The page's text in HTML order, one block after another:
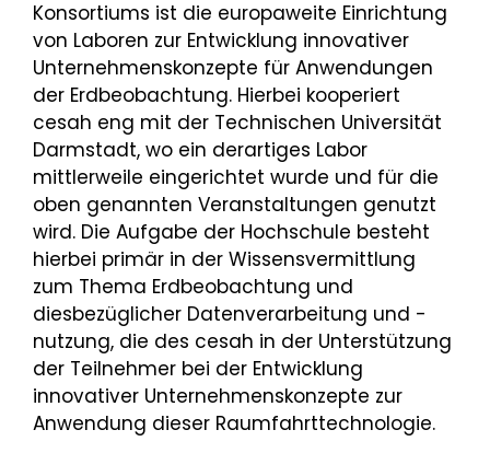
Konsortiums ist die europaweite Einrichtung
von Laboren zur Entwicklung innovativer
Unternehmenskonzepte für Anwendungen
der Erdbeobachtung. Hierbei kooperiert
cesah eng mit der Technischen Universität
Darmstadt, wo ein derartiges Labor
mittlerweile eingerichtet wurde und für die
oben genannten Veranstaltungen genutzt
wird. Die Aufgabe der Hochschule besteht
hierbei primär in der Wissensvermittlung
zum Thema Erdbeobachtung und
diesbezüglicher Datenverarbeitung und -
nutzung, die des cesah in der Unterstützung
der Teilnehmer bei der Entwicklung
innovativer Unternehmenskonzepte zur
Anwendung dieser Raumfahrttechnologie.